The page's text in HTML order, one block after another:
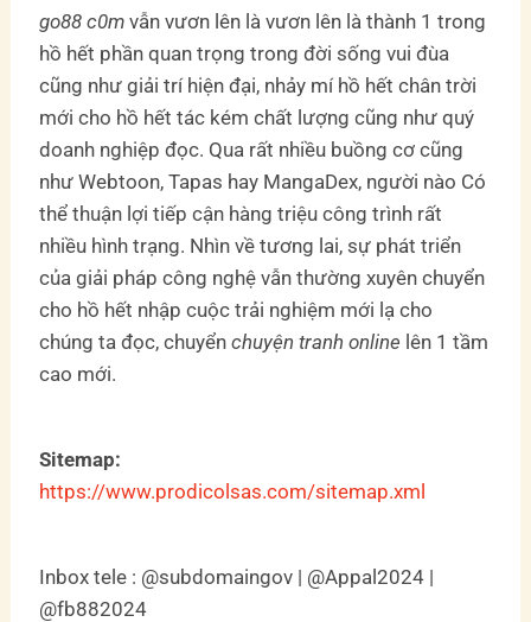
go88 c0m vẫn vươn lên là vươn lên là thành 1 trong
hồ hết phần quan trọng trong đời sống vui đùa
cũng như giải trí hiện đại, nhảy mí hồ hết chân trời
mới cho hồ hết tác kém chất lượng cũng như quý
doanh nghiệp đọc. Qua rất nhiều buồng cơ cũng
như Webtoon, Tapas hay MangaDex, người nào Có
thể thuận lợi tiếp cận hàng triệu công trình rất
nhiều hình trạng. Nhìn về tương lai, sự phát triển
của giải pháp công nghệ vẫn thường xuyên chuyển
cho hồ hết nhập cuộc trải nghiệm mới lạ cho
chúng ta đọc, chuyểnchuyện tranh online lên 1 tầm
cao mới.
Sitemap:
https://www.prodicolsas.com/sitemap.xml
Inbox tele : @subdomaingov | @Appal2024 |
@fb882024